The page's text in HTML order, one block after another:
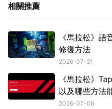
相關推薦
《馬拉松》
修復方法
2026-07-21
《馬拉松》
以及哪些方法
2026-07-08